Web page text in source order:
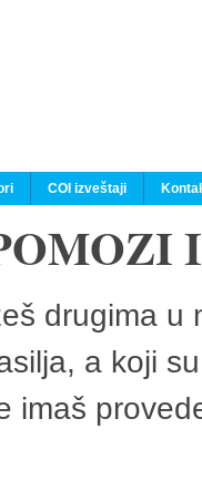
COI izveštaji
drugima
a koji
imaš